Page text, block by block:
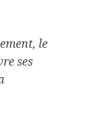
le
ses